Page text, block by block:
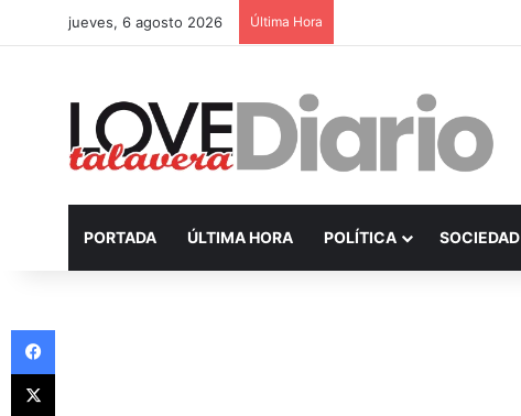
jueves, 6 agosto 2026 Última Hora
PORTADA ÚLTIMA HORA POLÍTICA SOCIEDAD